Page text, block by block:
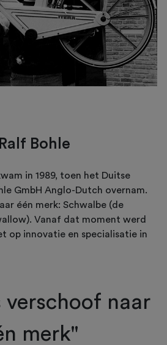
Bohle
in 1989, toen het Duitse
GmbH Anglo-Dutch overnam.
één merk: Schwalbe (de
Vanaf dat moment werd
op innovatie en specialisatie in
verschoof naar
merk"